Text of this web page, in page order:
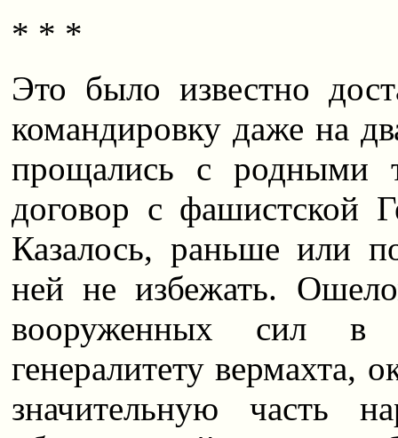
* * *
Это было известно
командировку даже на
прощались с родными
договор с фашистской
Казалось, раньше или
ней не избежать.
вооруженных сил в
генералитету вермахта,
значительную часть